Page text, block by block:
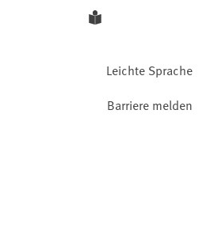
Leichte Sprache
Barriere melden